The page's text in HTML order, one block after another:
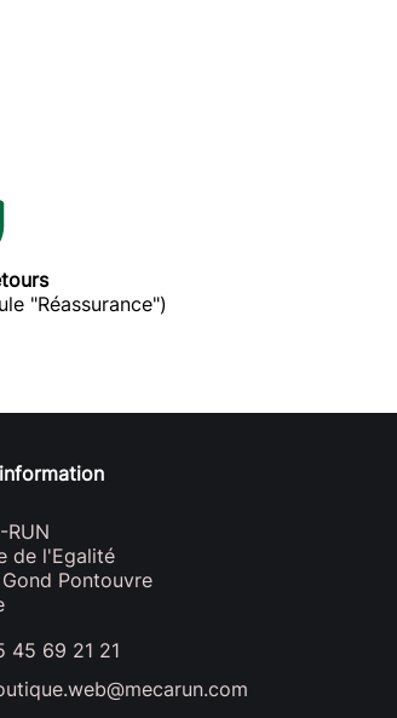
"Réassurance")
RUN
de l'Egalité
Gond Pontouvre
45 69 21 21